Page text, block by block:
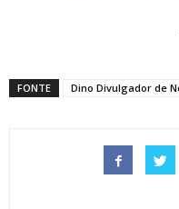
FONTE Dino Divulgador de